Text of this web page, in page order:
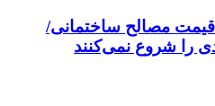
درصدی قیمت مصالح ساختمانی/
را شروع نمی‌کنند